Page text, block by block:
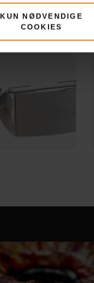
KUN NØDVENDIGE
COOKIES